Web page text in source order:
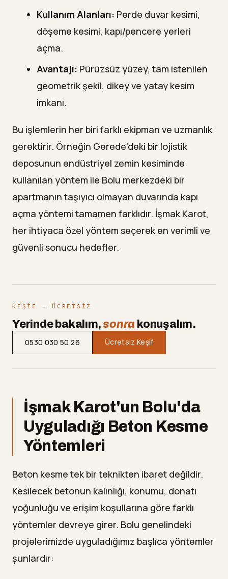
Kullanım Alanları: Perde duvar kesimi,
döşeme kesimi, kapı/pencere yerleri
açma.
Avantajı: Pürüzsüz yüzey, tam istenilen
geometrik şekil, dikey ve yatay kesim
imkanı.
Bu işlemlerin her biri farklı ekipman ve uzmanlık
gerektirir. Örneğin Gerede'deki bir lojistik
deposunun endüstriyel zemin kesiminde
kullanılan yöntem ile Bolu merkezdeki bir
apartmanın taşıyıcı olmayan duvarında kapı
açma yöntemi tamamen farklıdır. İşmak Karot,
her ihtiyaca özel yöntem seçerek en verimli ve
güvenli sonucu hedefler.
KEŞIF — ÜCRETSIZ
Yerinde bakalım,sonra konuşalım.
0530 030 50 26 Ücretsiz Keşif
İşmak Karot'un Bolu'da
Uyguladığı Beton Kesme
Yöntemleri
Beton kesme tek bir teknikten ibaret değildir.
Kesilecek betonun kalınlığı, konumu, donatı
yoğunluğu ve erişim koşullarına göre farklı
yöntemler devreye girer. Bolu genelindeki
projelerimizde uyguladığımız başlıca yöntemler
şunlardır: